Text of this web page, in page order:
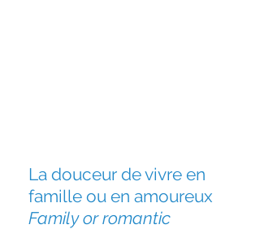
La douceur de vivre en
famille ou en amoureux
Family or romantic